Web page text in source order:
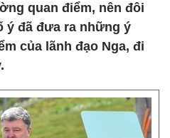
quan điểm, nên đôi
ý đã đưa ra những ý
của lãnh đạo Nga, đi